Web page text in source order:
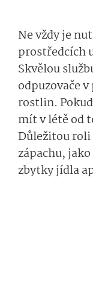
Ne vždy je
prostředcích
Skvělou
odpuzovače
rostlin.
mít v létě od
Důležitou
zápachu,
zbytky jídla